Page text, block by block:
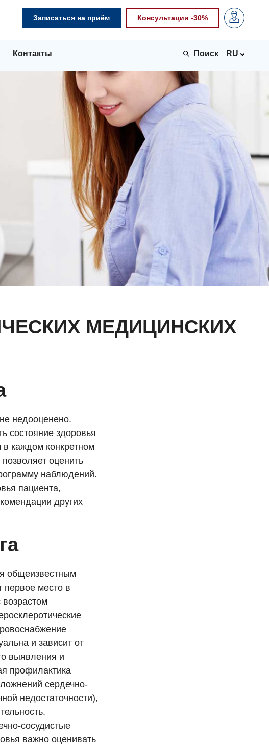
Записаться на приём Консультации -30%
Контакты RU
МЕДИЦИНСКИХ
недооценено.
состояние здоровья
каждом конкретном
оценить
наблюдений.
пациента,
других
общеизвестным
первое место в
и зависит от
выявления и
профилактика
сердечно-
недостаточности),
сосудистые
важно оценивать